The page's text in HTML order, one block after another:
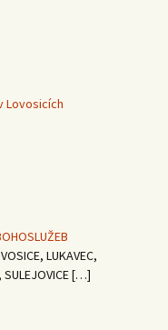
Lovosicích
LUKAVEC,
SULEJOVICE[…]